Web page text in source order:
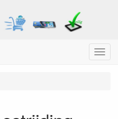
Menu